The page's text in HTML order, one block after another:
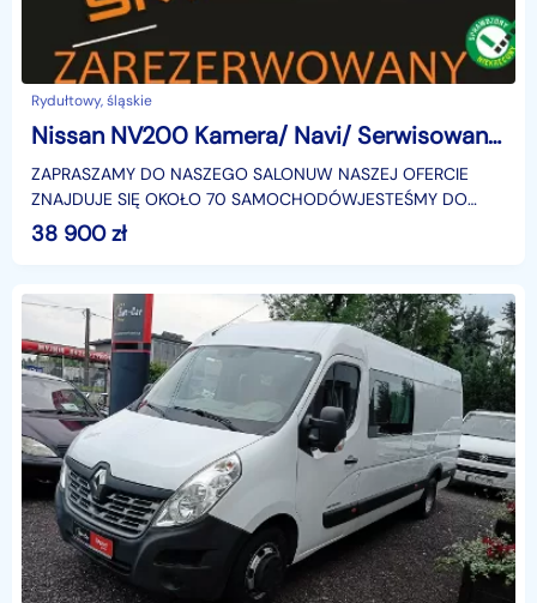
Rydułtowy, śląskie
Nissan NV200 Kamera/ Navi/ Serwisowany / Bezwypadkowy / ZABUDOWA SORTIMO
ZAPRASZAMY DO NASZEGO SALONUW NASZEJ OFERCIE
ZNAJDUJE SIĘ OKOŁO 70 SAMOCHODÓWJESTEŚMY DO
WASZEJ DYZPOZYCJI POD NR. TEL +48 501 362 968 ŁUKASZ
+48 604 614 909 Sł
38 900zł